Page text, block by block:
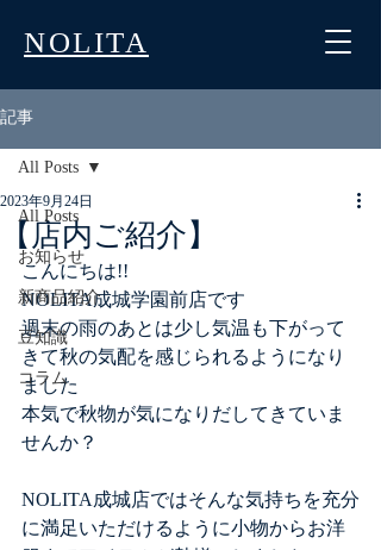
NOLITA
記事
All Posts
お知らせ
新商品紹介
豆知識
コラム
All Posts
【店内ご紹介】
2023年9月24日
こんにちは!!
NOLITA成城学園前店です
週末の雨のあとは少し気温も下がって
きて秋の気配を感じられるようになり
ました
本気で秋物が気になりだしてきていま
せんか？
NOLITA成城店ではそんな気持ちを充分
に満足いただけるように小物からお洋